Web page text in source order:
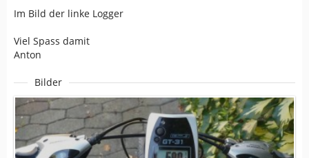
Im Bild der linke Logger
Viel Spass damit
Anton
Bilder